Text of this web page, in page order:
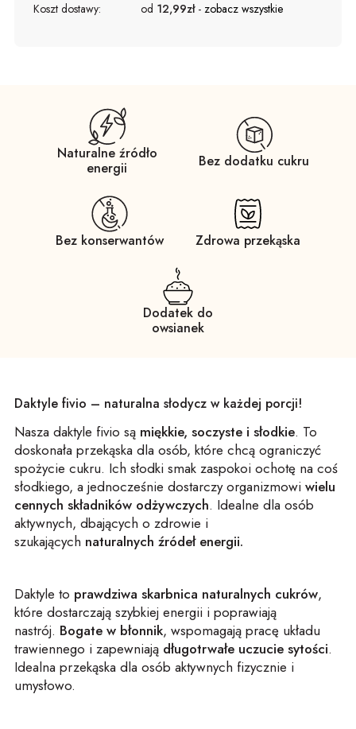
Koszt dostawy:
od 12,99zł - zobacz wszystkie
Naturalne źródło
energii
Bez dodatku cukru
Bez konserwantów Zdrowa przekąska
Dodatek do
owsianek
Daktyle fivio – naturalna słodycz w każdej porcji!
Nasza daktyle fivio są miękkie, soczyste i słodkie. To
doskonała przekąska dla osób, które chcą ograniczyć
spożycie cukru. Ich słodki smak zaspokoi ochotę na coś
słodkiego, a jednocześnie dostarczy organizmowi wielu
cennych składników odżywczych. Idealne dla osób
aktywnych, dbających o zdrowie i
szukających naturalnych źródeł energii.
Daktyle to prawdziwa skarbnica naturalnych cukrów,
które dostarczają szybkiej energii i poprawiają
nastrój. Bogate w błonnik, wspomagają pracę układu
trawiennego i zapewniają długotrwałe uczucie sytości.
Idealna przekąska dla osób aktywnych fizycznie i
umysłowo.